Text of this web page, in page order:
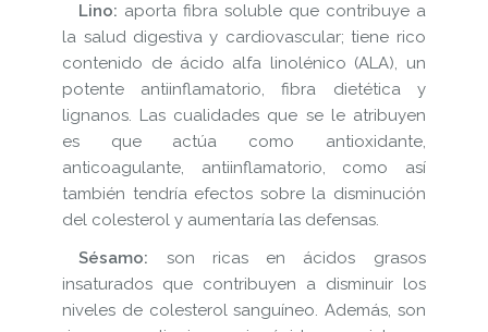
Lino: aporta fibra soluble que contribuye a
la salud digestiva y cardiovascular; tiene rico
contenido de ácido alfa linolénico (ALA), un
potente antiinflamatorio, fibra dietética y
lignanos. Las cualidades que se le atribuyen
es que actúa como antioxidante,
anticoagulante, antiinflamatorio, como así
también tendría efectos sobre la disminución
del colesterol y aumentaría las defensas.
Sésamo: son ricas en ácidos grasos
insaturados que contribuyen a disminuir los
niveles de colesterol sanguíneo. Además, son